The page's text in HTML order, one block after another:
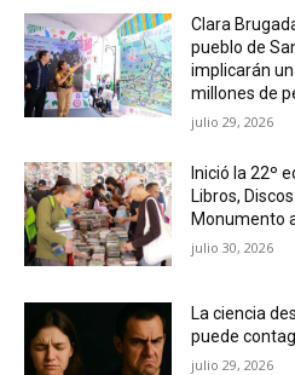
Clara
pueblo de
implicarán
millones de
julio 29, 2026
Inició la 22º
Libros,
Monumento
julio 30, 2026
La ciencia
puede
julio 29, 2026